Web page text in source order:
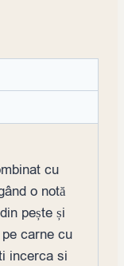
cu
o notă
pește și
carne cu
incerca si